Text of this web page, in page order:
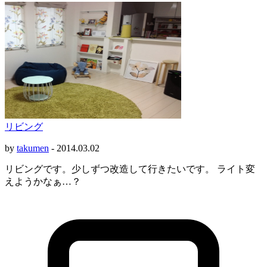
リビング
by takumen - 2014.03.02
リビングです。少しずつ改造して行きたいです。 ライト変
えようかなぁ…？